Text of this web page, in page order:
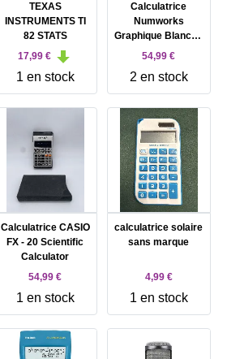
TEXAS
INSTRUMENTS TI
82 STATS
17,99 €
1 en stock
Calculatrice
Numworks
Graphique Blanche
à Piles
54,99 €
2 en stock
Calculatrice CASIO
FX - 20 Scientific
Calculator
54,99 €
1 en stock
calculatrice solaire
sans marque
4,99 €
1 en stock